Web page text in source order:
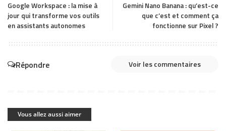
Google Workspace : la mise à
jour qui transforme vos outils
en assistants autonomes
Gemini Nano Banana : qu’est-ce
que c’est et comment ça
fonctionne sur Pixel ?
Répondre Voir les commentaires
Vous allez aussi aimer